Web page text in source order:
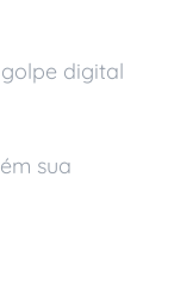
digital
sua